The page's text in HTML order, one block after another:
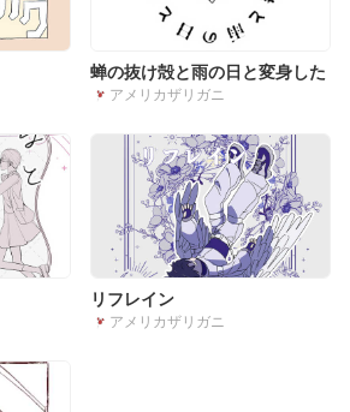
蝉の抜け殻と雨の日と変身した
アメリカザリガニ
リフレイン
アメリカザリガニ